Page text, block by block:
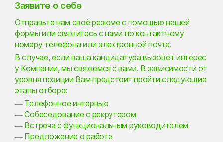
Заявите о себе
Отправьте нам своё резюме с помощью нашей
формы или свяжитесь с нами по контактному
номеру телефона или электронной почте.
В случае, если ваша кандидатура вызовет интерес
у Компании, мы свяжемся с вами. В зависимости от
уровня позиции Вам предстоит пройти следующие
этапы отбора:
— Телефонное интервью
— Собеседование с рекрутером
— Встреча с функциональным руководителем
— Предложение о работе